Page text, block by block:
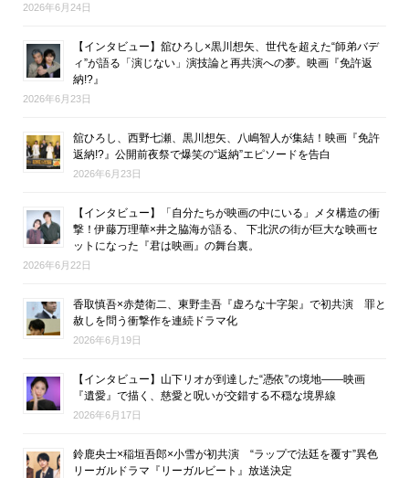
2026年6月24日
【インタビュー】舘ひろし×黒川想矢、世代を超えた“師弟バデ
ィ”が語る「演じない」演技論と再共演への夢。映画『免許返
納!?』
2026年6月23日
舘ひろし、西野七瀬、黒川想矢、八嶋智人が集結！映画『免許
返納!?』公開前夜祭で爆笑の“返納”エピソードを告白
2026年6月23日
【インタビュー】「自分たちが映画の中にいる」メタ構造の衝
撃！伊藤万理華×井之脇海が語る、 下北沢の街が巨大な映画セ
ットになった『君は映画』の舞台裏。
2026年6月22日
香取慎吾×赤楚衛二、東野圭吾『虚ろな十字架』で初共演 罪と
赦しを問う衝撃作を連続ドラマ化
2026年6月19日
【インタビュー】山下リオが到達した“憑依”の境地――映画
『遺愛』で描く、慈愛と呪いが交錯する不穏な境界線
2026年6月17日
鈴鹿央士×稲垣吾郎×小雪が初共演 “ラップで法廷を覆す”異色
リーガルドラマ『リーガルビート』放送決定